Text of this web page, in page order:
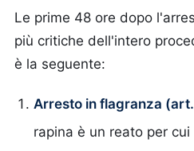
Le prime 48 ore dopo
più critiche dell'intero
è la seguente:
Arresto in flagranza
rapina è un reato per